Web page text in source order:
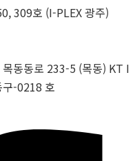
309호 (I-PLEX 광주)
동동로 233-5 (목동) KT
-0218 호